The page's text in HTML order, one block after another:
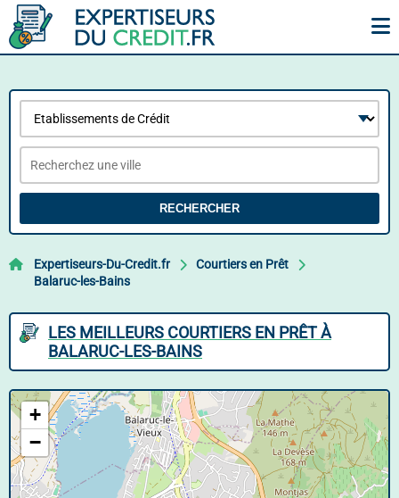
RECHERCHER
Expertiseurs-Du-Credit.fr
Courtiers en Prêt
Balaruc-les-Bains
LES MEILLEURS COURTIERS EN PRÊT À
BALARUC-LES-BAINS
+
−